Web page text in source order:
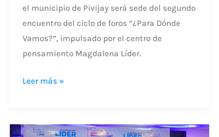
el municipio de Pivijay será sede del segundo
encuentro del ciclo de foros “¿Para Dónde
Vamos?”, impulsado por el centro de
pensamiento Magdalena Líder.
Leer más »
LÍDERES